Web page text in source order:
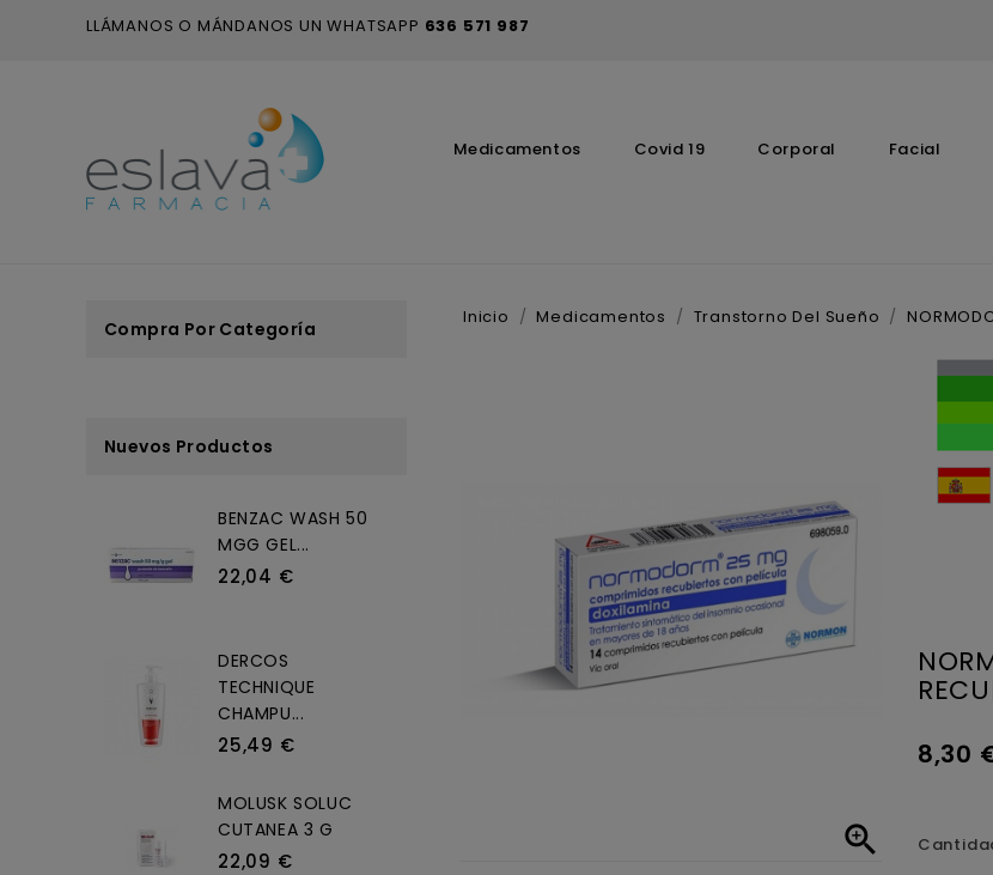
LLÁMANOS O MÁNDANOS UN WHATSAPP 636 571 987
Medicamentos Covid 19 Corporal Facial
Compra Por Categoría
Nuevos Productos
BENZAC WASH 50
MGG GEL...
22,04 €
DERCOS
TECHNIQUE
CHAMPU...
25,49 €
MOLUSK SOLUC
CUTANEA 3 G
22,09 €
Inicio Medicamentos Transtorno Del Sueño

8,30